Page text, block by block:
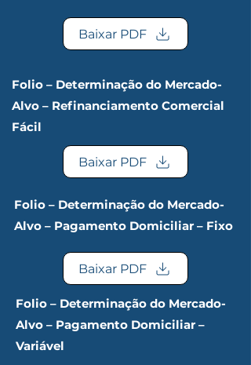
Baixar PDF
Folio – Determinação do Mercado-
Alvo – Refinanciamento Comercial
Fácil
Baixar PDF
Folio – Determinação do Mercado-
Alvo – Pagamento Domiciliar – Fixo
Baixar PDF
Folio – Determinação do Mercado-
Alvo – Pagamento Domiciliar –
Variável